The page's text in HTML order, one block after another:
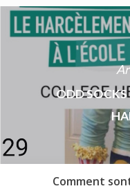
ODD SOCKS
Comment